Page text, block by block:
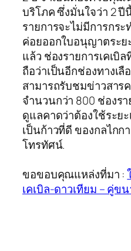
บริโภค ซึ่งมั่นใจว่า 2 ปี
รายการจะไม่มีการกร
ค่อยออกใบอนุญาตระย
แล้ว ช่องรายการเคเบิ
ถือว่าเป็นอีกช่องทางเ
สามารถรับชมข่าวสาร
จำนวนกว่า 800 ช่องร
ดูแลคาดว่าต้องใช้ระย
เป็นก้าวที่ดี ของกลไกก
โทรทัศน์.
ขอขอบคุณแหล่งที่มา :
เคเบิล-ดาวเทียม – คู่ข